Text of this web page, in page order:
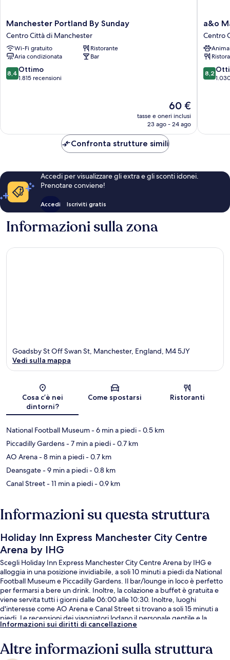
Manchester
Portland
By
Sunday
Centro
Città
di
Manchester Portland By Sunday
Centro Città di Manchester
Wi-Fi gratuito
Ristorante
Aria condizionata
Bar
8.4
su
8,4 Ottimo
1.815 recensioni
Il
prezzo
attuale
60 €
60 €
tasse e oneri inclusi
23 ago - 24 ago
a&o
City
Centre
Centro
Città
di
a&o
Centro
8.2
su
8,2
Confronta strutture simili
Accedi per visualizzare gli extra e gli sconti idonei.
Prenotare conviene!
Accedi Iscriviti gratis
Informazioni sulla zona
Mappa
Goadsby St Off Swan St, Manchester, England, M4 5JY
Vedi sulla mappa
Cosa c’è nei
dintorni?
Come spostarsi Ristoranti
National Football Museum- 6 min a piedi- 0.5 km
Piccadilly Gardens- 7 min a piedi- 0.7 km
AO Arena- 8 min a piedi- 0.7 km
Deansgate- 9 min a piedi- 0.8 km
Canal Street- 11 min a piedi- 0.9 km
Informazioni su questa struttura
Holiday Inn Express Manchester City Centre
Arena by IHG
Scegli Holiday Inn Express Manchester City Centre Arena by IHG e
alloggia in una posizione invidiabile, a soli 10 minuti a piedi da National
Football Museum e Piccadilly Gardens. Il bar/lounge in loco è perfetto
per fermarsi a bere un drink. Inoltre, la colazione a buffet è gratuita e
viene servita tutti i giorni dalle 06:00 alle 10:30. Inoltre, luoghi
d'interesse come AO Arena e Canal Street si trovano a soli 15 minuti a
piedi. Le recensioni dei viaggiatori lodano il personale gentile e la
colazione. La struttura è una comoda base per spostarsi con i mezzi
Market Street a 7.
Informazioni sui diritti di cancellazione
Altre informazioni sulla struttura